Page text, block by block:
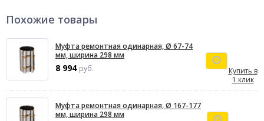
Похожие товары
Муфта ремонтная одинарная, Ø 67-74
мм, ширина 298 мм
8 994 руб.
Купить в
1 клик
Муфта ремонтная одинарная, Ø 167-177
мм, ширина 298 мм